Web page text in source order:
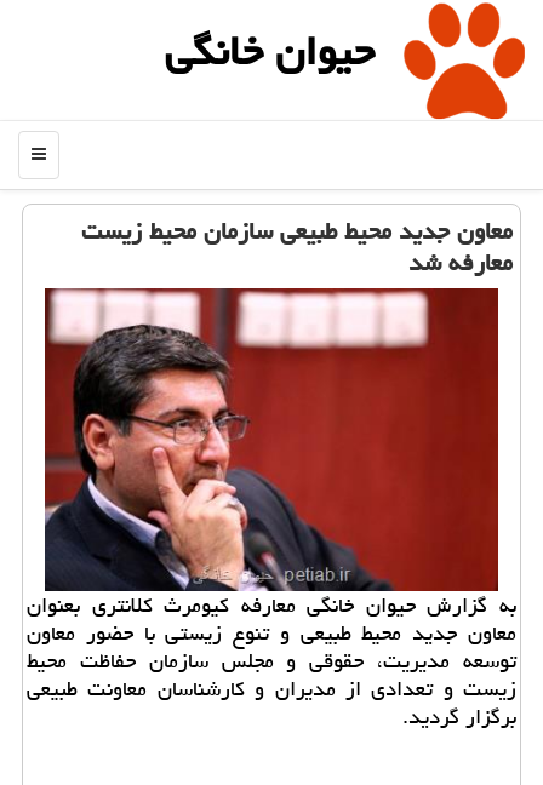
حیوان خانگی
منو
معاون جدید محیط طبیعی سازمان محیط زیست
معارفه شد
به گزارش حیوان خانگی معارفه كیومرث كلانتری بعنوان
معاون جدید محیط طبیعی و تنوع زیستی با حضور معاون
توسعه مدیریت، حقوقی و مجلس سازمان حفاظت محیط
زیست و تعدادی از مدیران و كارشناسان معاونت طبیعی
برگزار گردید.